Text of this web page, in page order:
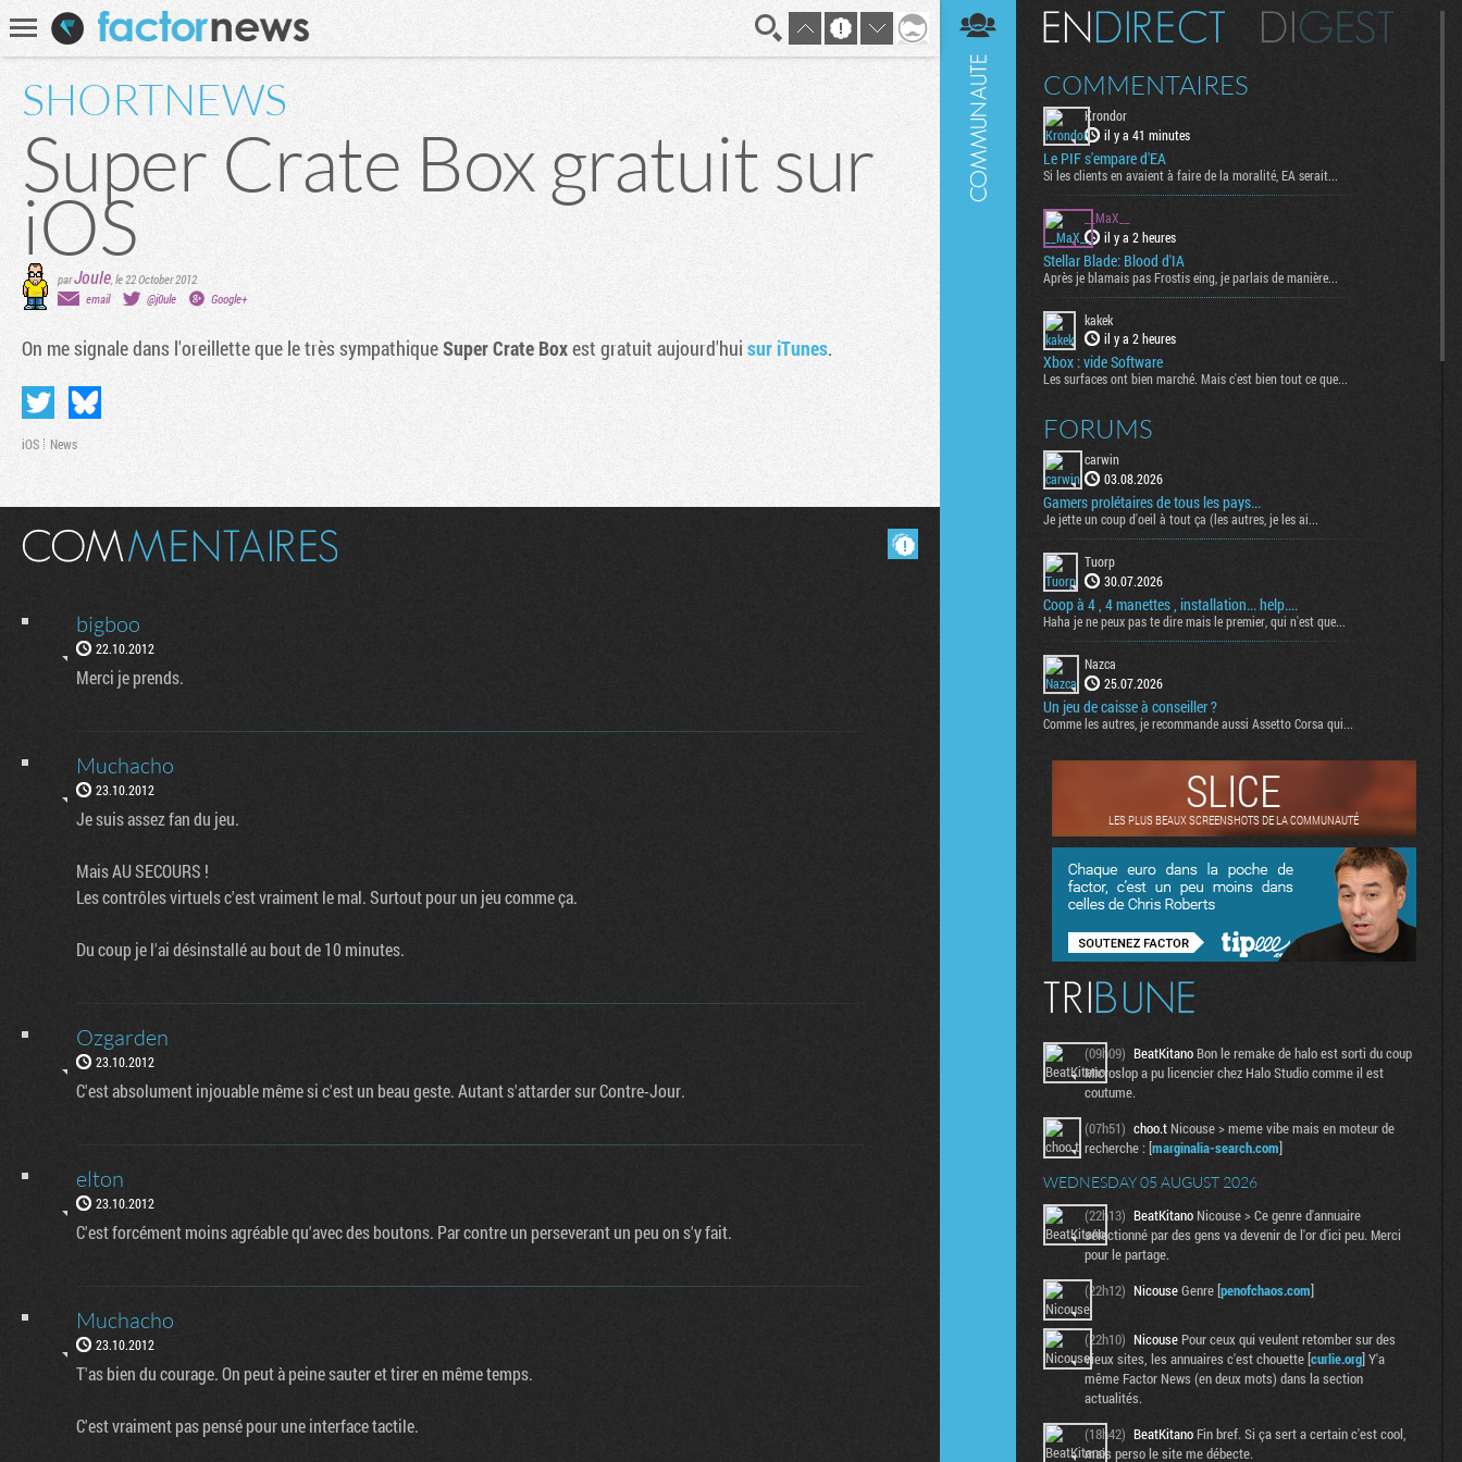
Recherche
SHORTNEWS
Super Crate Box gratuit sur
iOS
parJoule,le 22 October 2012
email
@j0ule Google+
On me signale dans l'oreillette que le très sympathiqueSuper Crate Boxest gratuit aujourd'hui sur iTunes.
iOS News
bigboo
22.10.2012
Merci je prends.
Muchacho
23.10.2012
Je suis assez fan du jeu.
Mais AU SECOURS !
Les contrôles virtuels c'est vraiment le mal. Surtout pour un jeu comme ça.
Du coup je l'ai désinstallé au bout de 10 minutes.
Ozgarden
23.10.2012
C'est absolument injouable même si c'est un beau geste. Autant s'attarder sur Contre-Jour.
elton
23.10.2012
C'est forcément moins agréable qu'avec des boutons. Par contre un perseverant un peu on s'y fait.
Muchacho
23.10.2012
T'as bien du courage. On peut à peine sauter et tirer en même temps.
C'est vraiment pas pensé pour une interface tactile.
En direct Digest
COMMENTAIRES
Krondor
il y a 41 minutes
Le PIF s'empare d'EA
Si les clients en avaient à faire de la moralité, EA serait...
__MaX__
il y a 2 heures
Stellar Blade: Blood d'IA
Après je blamais pas Frostis eing, je parlais de manière...
kakek
il y a 2 heures
Xbox : vide Software
Les surfaces ont bien marché. Mais c'est bien tout ce que...
FORUMS
carwin
03.08.2026
Gamers prolétaires de tous les pays...
Je jette un coup d'oeil à tout ça (les autres, je les ai...
Tuorp
30.07.2026
Coop à 4 , 4 manettes , installation... help....
Haha je ne peux pas te dire mais le premier, qui n'est que...
Nazca
25.07.2026
Un jeu de caisse à conseiller ?
Comme les autres, je recommande aussi Assetto Corsa qui...
SLICE
LES PLUS BEAUX SCREENSHOTS DE LA COMMUNAUTÉ
(09h09) BeatKitano Bon le remake de halo est sorti du coup
Microslop a pu licencier chez Halo Studio comme il est
coutume.
(07h51) choo.t Nicouse > meme vibe mais en moteur de
recherche : [marginalia-search.com]
WEDNESDAY 05 AUGUST 2026
(22h13) BeatKitano Nicouse > Ce genre d'annuaire
sélectionné par des gens va devenir de l'or d'ici peu. Merci
pour le partage.
(22h12) NicouseGenre [penofchaos.com]
(22h10) Nicouse Pour ceux qui veulent retomber sur des
vieux sites, les annuaires c'est chouette [curlie.org] Y'a
même Factor News (en deux mots) dans la section
actualités.
(18h42) BeatKitano Fin bref. Si ça sert a certain c'est cool,
mais perso le site me débecte.